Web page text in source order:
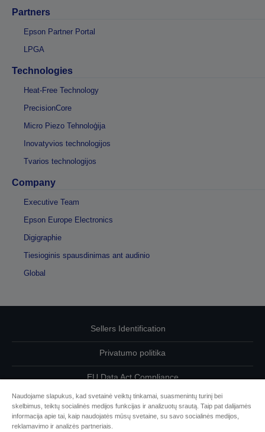
Partners
Epson Partner Portal
LPGA
Technologies
Heat-Free Technology
PrecisionCore
Micro Piezo Tehnoloģija
Inovatyvios technologijos
Tvarios technologijos
Company
Executive Team
Epson Europe Electronics
Digigraphie
Tiesioginis spausdinimas ant audinio
Global
Sellers Identification
Privatumo politika
EU Data Act Compliance
Susisiekite su mumis dėl savo duomenų
Cookie Information
Naudojame slapukus, kad svetainė veiktų tinkamai, suasmenintų turinį bei
skelbimus, teiktų socialinės medijos funkcijas ir analizuotų srautą. Taip pat dalijamės
informacija apie tai, kaip naudojatės mūsų svetaine, su savo socialinės medijos,
reklamavimo ir analizės partneriais.